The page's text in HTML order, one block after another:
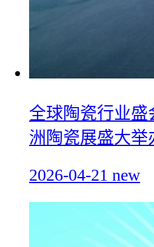
全球陶瓷行业盛
洲陶瓷展盛大举
2026-04-21 new